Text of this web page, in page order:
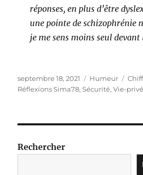
réponses, en plus d’être
une pointe de schizophrénie
je me sens moins seul devant
Publié
le
septembre 18, 2021 Catégories
Humeur
Réflexions Sima78,Sécurité,Vie-
Rechercher